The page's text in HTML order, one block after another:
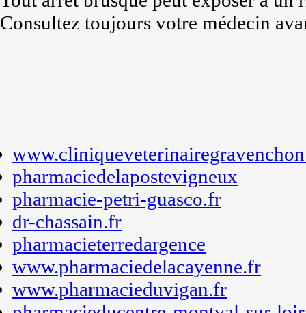
Consultez toujours votre médecin
pharmaciedelapostevigneux
pharmacie-petri-guasco.fr
dr-chassain.fr
pharmacieterredargence
www.pharmaciedelacayenne.fr
www.pharmacieduvigan.fr